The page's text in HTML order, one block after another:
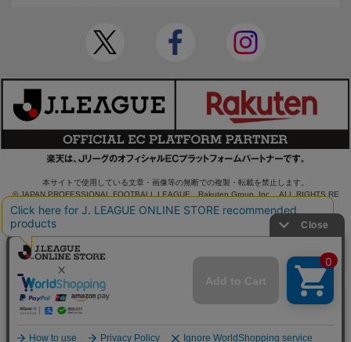
本サイトで使用している文章・画像等の無断での複製・転載を禁止します。
© JAPAN PROFESSIONAL FOOTBALL LEAGUE Rakuten Group, Inc. ALL RIGHTS RE
SERVED.